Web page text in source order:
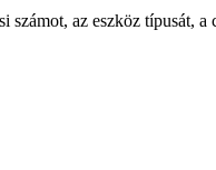
az eszköz típusát,